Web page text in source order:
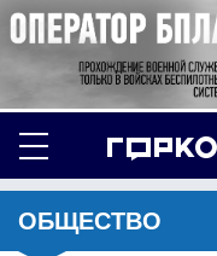
ОБЩЕСТВО